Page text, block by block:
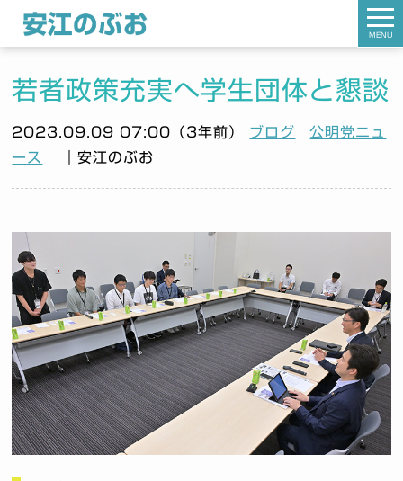
若者政策充実へ学生団体と懇談
2023.09.09 07:00（3年前） ブログ
公明党ニュ
ース
｜安江のぶお
MENU